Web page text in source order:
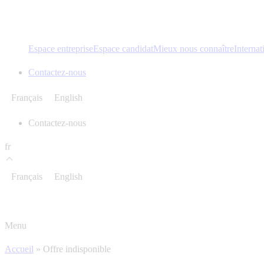
Espace entrepriseEspace candidatMieux nous connaître
Contactez-nous
Français English
Contactez-nous
fr
Français English
Menu
Accueil » Offre indisponible